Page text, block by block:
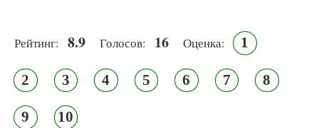
Рейтинг: 8.9 Голосов: 16 Оценка: 1
2 3 4 5 6 7 8
9 10